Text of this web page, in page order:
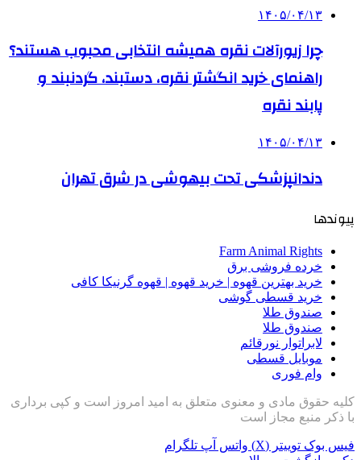
۱۴۰۵/۰۴/۱۳
چرا زیورآلات نقره همیشه انتخابی محبوب هستند؟
راهنمای خرید انگشتر نقره، دستبند، گردنبند و
پابند نقره
۱۴۰۵/۰۴/۱۳
دندانپزشکی تحت بیهوشی در شرق تهران
پیوندها
Farm Animal Rights
خرده فروشی برق
خرید بهترین قهوه | خرید قهوه | قهوه گرنیکا کافی
خرید قسطی گوشی
صندوق طلا
صندوق طلا
لابراتوار نورقائم
موبایل قسطی
وام فوری
کلیه حقوق مادی و معنوی متعلق به امید امروز است و کپی برداری
با ذکر منبع مجاز است
فیس بوک توییتر (X) واتس آپ تلگرام